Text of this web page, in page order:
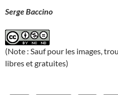
Serge Baccino
(Note : Sauf pour les images,
libres et gratuites)